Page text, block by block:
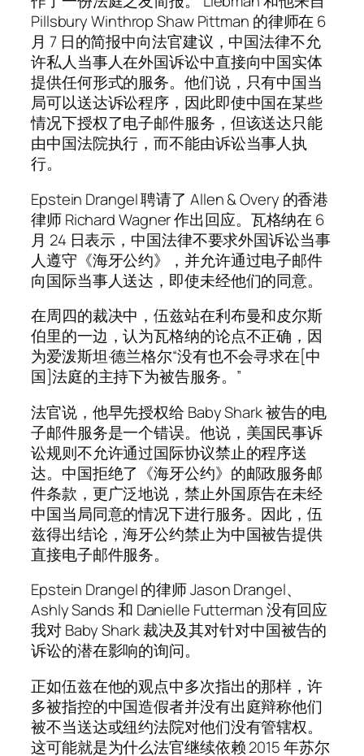
Pillsbury Winthrop Shaw Pittman 的律师在 6
月 7 日的简报中向法官建议，中国法律不允
许私人当事人在外国诉讼中直接向中国实体
提供任何形式的服务。他们说，只有中国当
局可以送达诉讼程序，因此即使中国在某些
情况下授权了电子邮件服务，但该送达只能
由中国法院执行，而不能由诉讼当事人执
行。
Epstein Drangel 聘请了 Allen & Overy 的香港
律师 Richard Wagner 作出回应。瓦格纳在 6
月 24 日表示，中国法律不要求外国诉讼当事
人遵守《海牙公约》，并允许通过电子邮件
向国际当事人送达，即使未经他们的同意。
在周四的裁决中，伍兹站在利布曼和皮尔斯
伯里的一边，认为瓦格纳的论点不正确，因
为爱泼斯坦·德兰格尔“没有也不会寻求在[中
国]法庭的主持下为被告服务。”
法官说，他早先授权给 Baby Shark 被告的电
子邮件服务是一个错误。他说，美国民事诉
讼规则不允许通过国际协议禁止的程序送
达。中国拒绝了《海牙公约》的邮政服务邮
件条款，更广泛地说，禁止外国原告在未经
中国当局同意的情况下进行服务。因此，伍
兹得出结论，海牙公约禁止为中国被告提供
直接电子邮件服务。
Epstein Drangel 的律师 Jason Drangel、
Ashly Sands 和 Danielle Futterman 没有回应
我对 Baby Shark 裁决及其对针对中国被告的
诉讼的潜在影响的询问。
正如伍兹在他的观点中多次指出的那样，许
多被指控的中国造假者并没有出庭辩称他们
被不当送达或纽约法院对他们没有管辖权。
这可能就是为什么法官继续依赖 2015 年苏尔